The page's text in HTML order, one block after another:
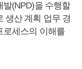
(NPD)을 수행할
생산 계획 업무 경
로세스의 이해를